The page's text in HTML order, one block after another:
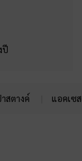
ปี
สตางค์ แอคเซ